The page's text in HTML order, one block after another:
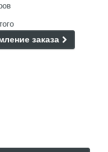
заказа